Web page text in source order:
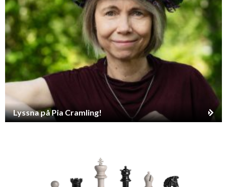
Lyssna på Pia Cramling!